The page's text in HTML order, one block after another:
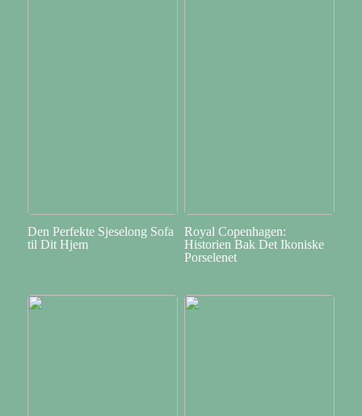
Den Perfekte Sjeselong Sofa
til Dit Hjem
Royal Copenhagen:
Historien Bak Det Ikoniske
Porselenet